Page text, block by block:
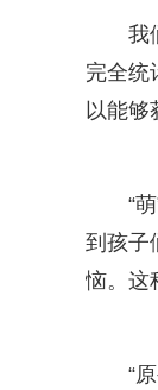
我
完全统
以能够
“
到孩子
恼。这
“